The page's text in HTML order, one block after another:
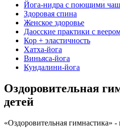
Йога-нидра с поющими
Здоровая спина
Женское здоровье
Даосские практики с
Кор + эластичность
Хатха-йога
Виньяса-йога
Кундалини-йога
Оздоровительная
детей
«Оздоровительная гимнастика»